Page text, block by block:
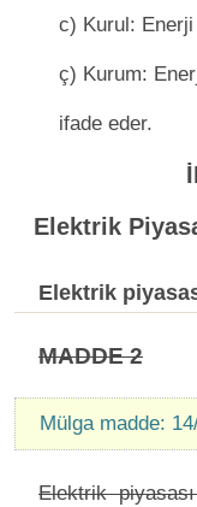
c) Kurul: Enerji
ç) Kurum:
ifade eder.
Elektrik
Elektrik
MADDE 2
Mülga madde:
Elektrik